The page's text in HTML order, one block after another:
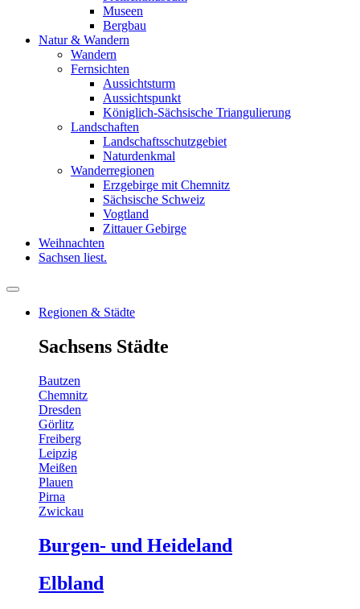
Museen
Bergbau
Natur & Wandern
Wandern
Fernsichten
Aussichtsturm
Aussichtspunkt
Königlich-Sächsische Triangulierung
Landschaften
Landschaftsschutzgebiet
Naturdenkmal
Wanderregionen
Erzgebirge mit Chemnitz
Sächsische Schweiz
Vogtland
Zittauer Gebirge
Weihnachten
Sachsen liest.
Regionen & Städte
Sachsens Städte
Bautzen
Chemnitz
Dresden
Görlitz
Freiberg
Leipzig
Meißen
Plauen
Pirna
Zwickau
Burgen- und Heideland
Elbland